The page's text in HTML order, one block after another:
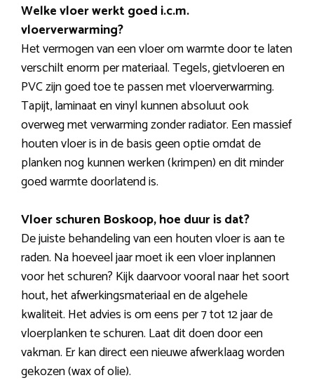
Welke vloer werkt goed i.c.m.
vloerverwarming?
Het vermogen van een vloer om warmte door te laten
verschilt enorm per materiaal. Tegels, gietvloeren en
PVC zijn goed toe te passen met vloerverwarming.
Tapijt, laminaat en vinyl kunnen absoluut ook
overweg met verwarming zonder radiator. Een massief
houten vloer is in de basis geen optie omdat de
planken nog kunnen werken (krimpen) en dit minder
goed warmte doorlatend is.
Vloer schuren Boskoop, hoe duur is dat?
De juiste behandeling van een houten vloer is aan te
raden. Na hoeveel jaar moet ik een vloer inplannen
voor het schuren? Kijk daarvoor vooral naar het soort
hout, het afwerkingsmateriaal en de algehele
kwaliteit. Het advies is om eens per 7 tot 12 jaar de
vloerplanken te schuren. Laat dit doen door een
vakman. Er kan direct een nieuwe afwerklaag worden
gekozen (wax of olie).